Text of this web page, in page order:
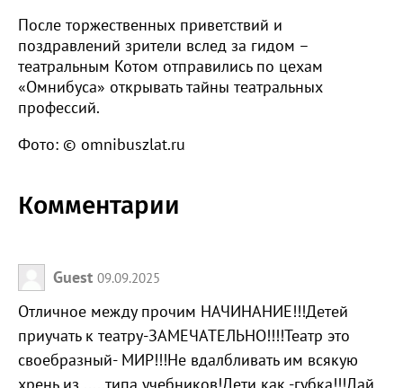
После торжественных приветствий и
поздравлений зрители вслед за гидом –
театральным Котом отправились по цехам
«Омнибуса» открывать тайны театральных
профессий.
Фото: © omnibuszlat.ru
Комментарии
Guest 09.09.2025
Отличное между прочим НАЧИНАНИЕ!!!Детей
приучать к театру-ЗАМЕЧАТЕЛЬНО!!!!Театр это
своебразный- МИР!!!Не вдалбливать им всякую